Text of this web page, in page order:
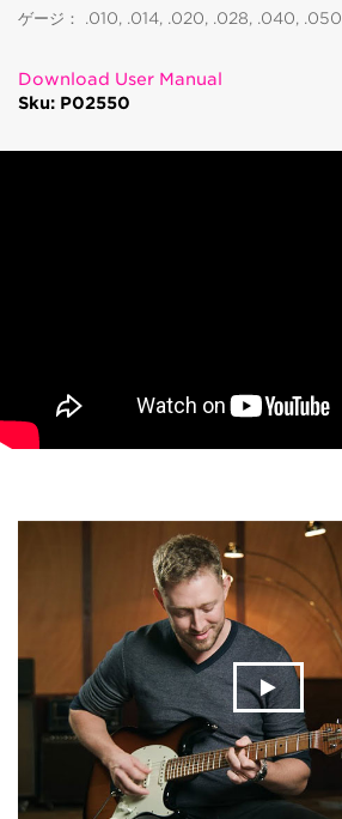
ゲージ： .010, .014, .020, .028, .040, .050
Download User Manual
Sku: P02550